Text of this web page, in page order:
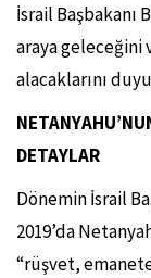
İsrail Başbakanı
araya geleceğini
alacaklarını
DETAYLAR
Dönemin İsrail
2019’da
“rüşvet,